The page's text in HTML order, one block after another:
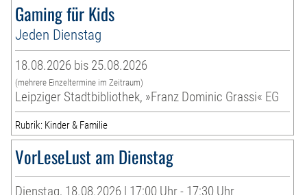
Gaming für Kids
Jeden Dienstag
18.08.2026 bis 25.08.2026
(mehrere Einzeltermine im Zeitraum)
Leipziger Stadtbibliothek, »Franz Dominic Grassi« EG
Rubrik: Kinder & Familie
VorLeseLust am Dienstag
Dienstag, 18.08.2026 | 17:00 Uhr - 17:30 Uhr